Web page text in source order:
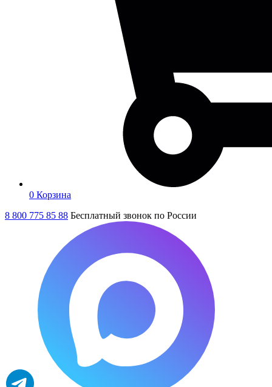
0 Корзина
8 800 775 85 88 Бесплатный звонок по России